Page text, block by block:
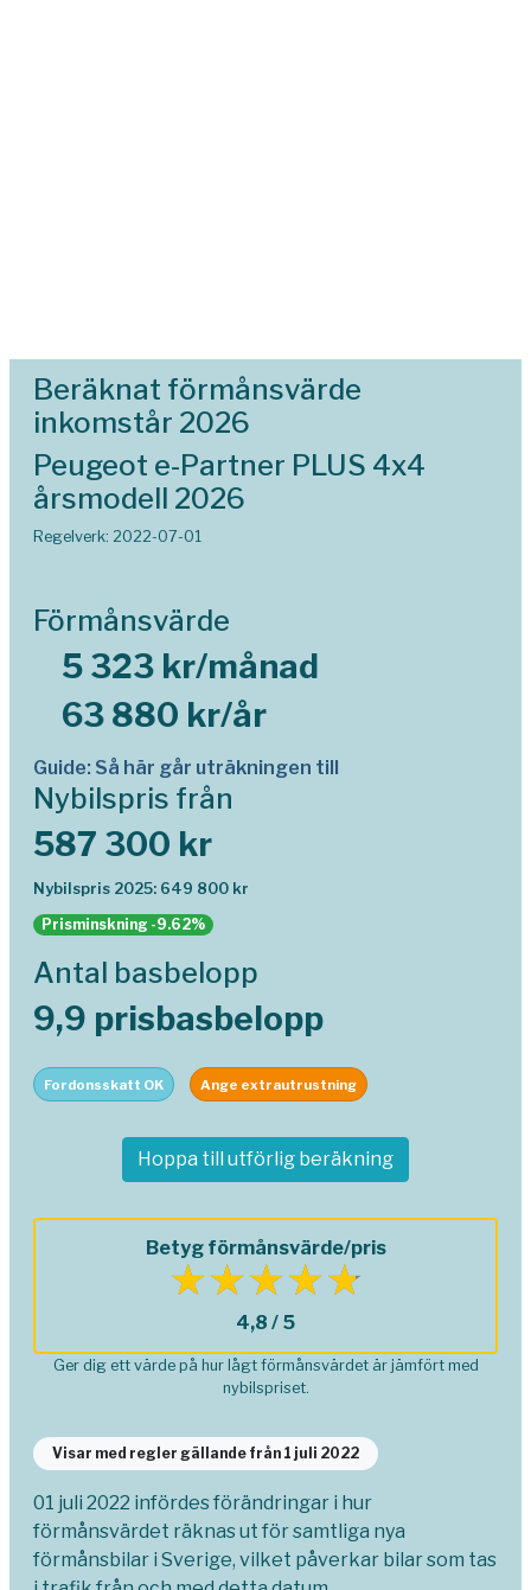
Beräknat förmånsvärde
inkomstår 2026
Peugeot e-Partner PLUS 4x4
årsmodell 2026
Regelverk: 2022-07-01
Förmånsvärde
5 323 kr/månad
63 880 kr/år
Guide: Så här går uträkningen till
Nybilspris från
587 300 kr
Nybilspris 2025: 649 800 kr
Prisminskning -9.62%
Antal basbelopp
9,9 prisbasbelopp
Fordonsskatt OK Ange extrautrustning
Hoppa till utförlig beräkning
Betyg förmånsvärde/pris
4,8 / 5
Ger dig ett värde på hur lågt förmånsvärdet är jämfört med
nybilspriset.
Visar med regler gällande från 1 juli 2022
01 juli 2022 infördes förändringar i hur
förmånsvärdet räknas ut för samtliga nya
förmånsbilar i Sverige, vilket påverkar bilar som tas